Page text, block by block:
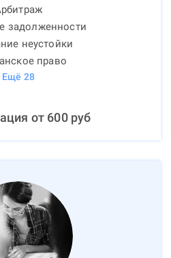
задолженности
неустойки
право
Ещё 28
от 600руб